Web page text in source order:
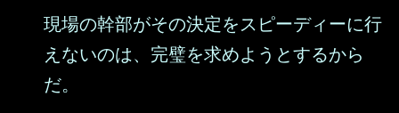
現場の幹部がその決定をスピーディーに行
えないのは、完璧を求めようとするから
だ。